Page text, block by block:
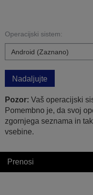
Operacijski sistem:
Nadaljujte
Pozor: Vaš operacijski
Pomembno je, da svoj
zgornjega seznama in
vsebine.
Prenosi